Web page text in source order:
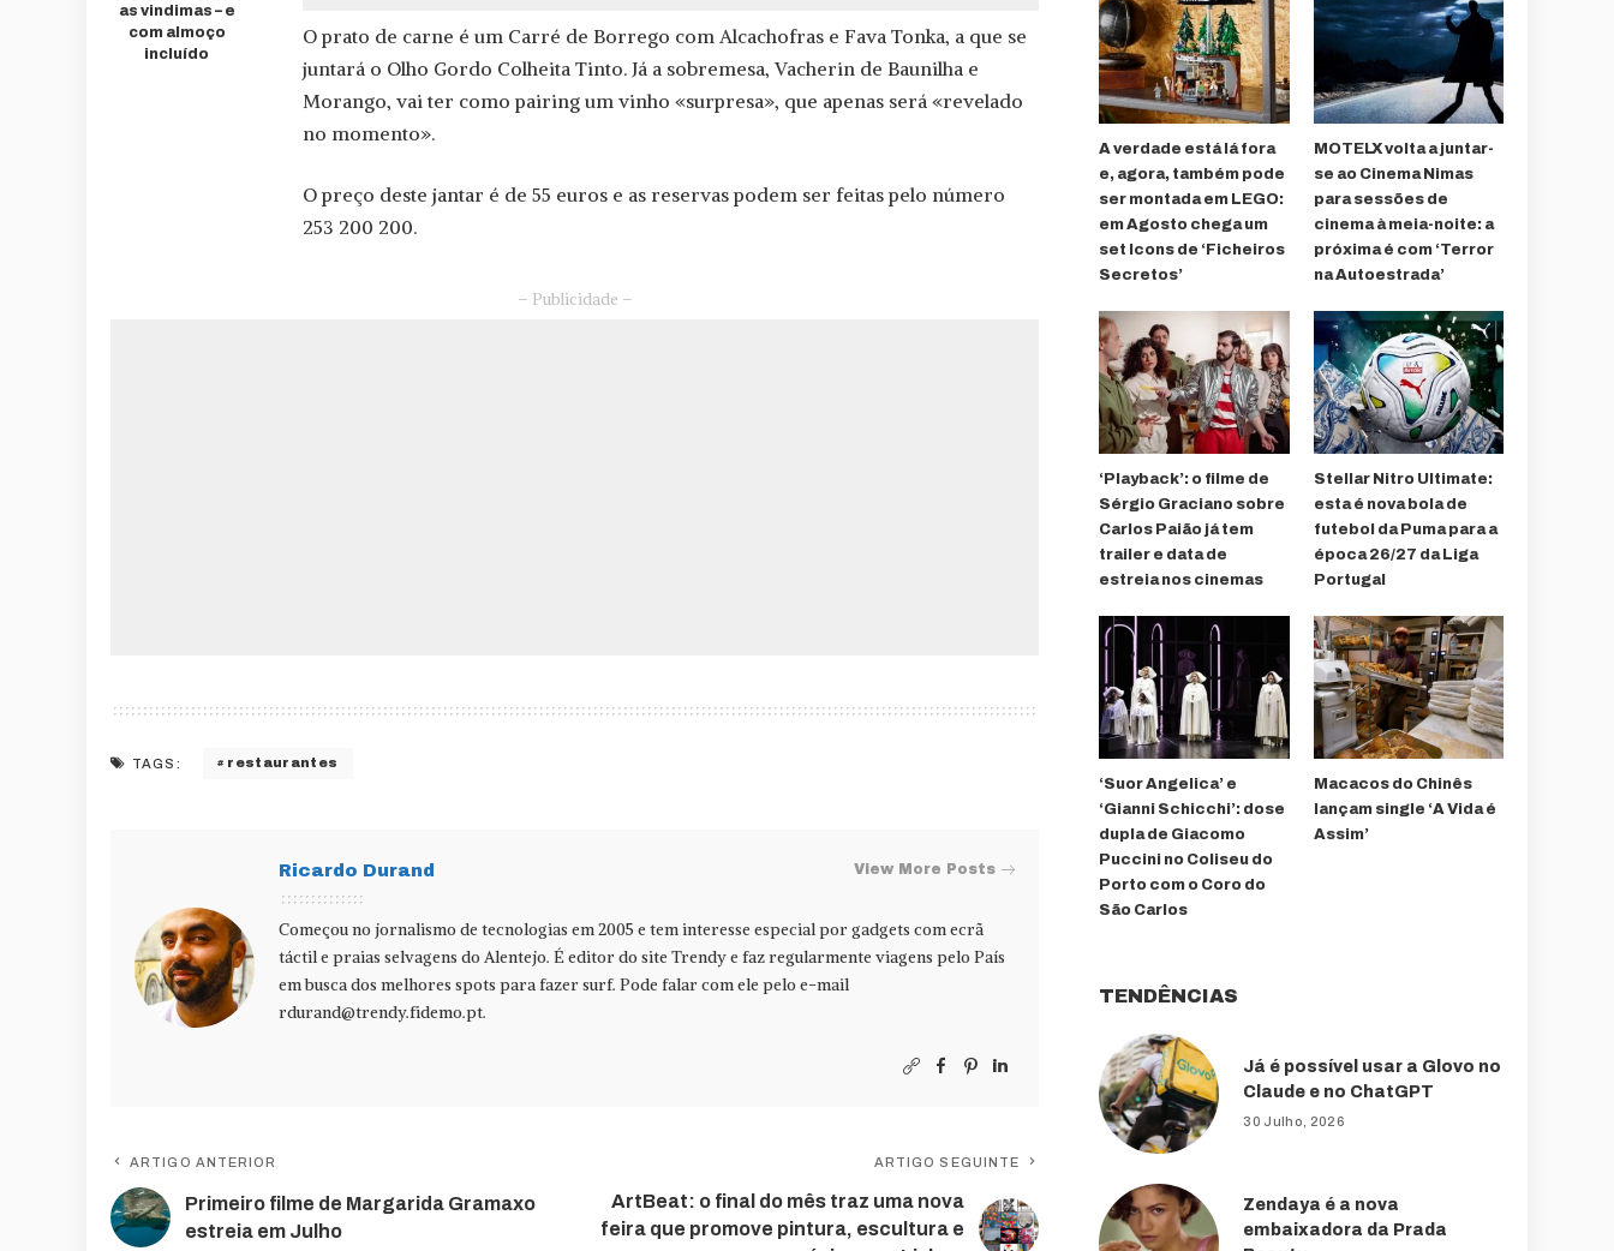
as vindimas – e
com almoço
incluído
O prato de carne é um Carré de Borrego com Alcachofras e Fava Tonka, a que se
juntará o Olho Gordo Colheita Tinto. Já a sobremesa, Vacherin de Baunilha e
Morango, vai ter como pairing um vinho «surpresa», que apenas será «revelado
no momento».
O preço deste jantar é de 55 euros e as reservas podem ser feitas pelo número
253 200 200.
– Publicidade –
TAGS: restaurantes
Ricardo Durand View More Posts
Começou no jornalismo de tecnologias em 2005 e tem interesse especial por gadgets com ecrã
táctil e praias selvagens do Alentejo. É editor do site Trendy e faz regularmente viagens pelo País
em busca dos melhores spots para fazer surf. Pode falar com ele pelo e-mail
rdurand@trendy.fidemo.pt.
ARTIGO ANTERIOR
Primeiro filme de Margarida Gramaxo
estreia em Julho
ARTIGO SEGUINTE
ArtBeat: o final do mês traz uma nova
feira que promove pintura, escultura e
A verdade está lá fora
e, agora, também pode
ser montada em LEGO:
em Agosto chega um
set Icons de ‘Ficheiros
Secretos’
MOTELX volta a juntar-
se ao Cinema Nimas
para sessões de
cinema à meia-noite: a
próxima é com ‘Terror
na Autoestrada’
‘Playback’: o filme de
Sérgio Graciano sobre
Carlos Paião já tem
trailer e data de
estreia nos cinemas
Stellar Nitro Ultimate:
esta é nova bola de
futebol da Puma para a
época 26/27 da Liga
Portugal
‘Suor Angelica’ e
‘Gianni Schicchi’: dose
dupla de Giacomo
Puccini no Coliseu do
Porto com o Coro do
São Carlos
Macacos do Chinês
lançam single ‘A Vida é
Assim’
TENDÊNCIAS
Já é possível usar a Glovo no
Claude e no ChatGPT
30 Julho, 2026
Zendaya é a nova
embaixadora da Prada